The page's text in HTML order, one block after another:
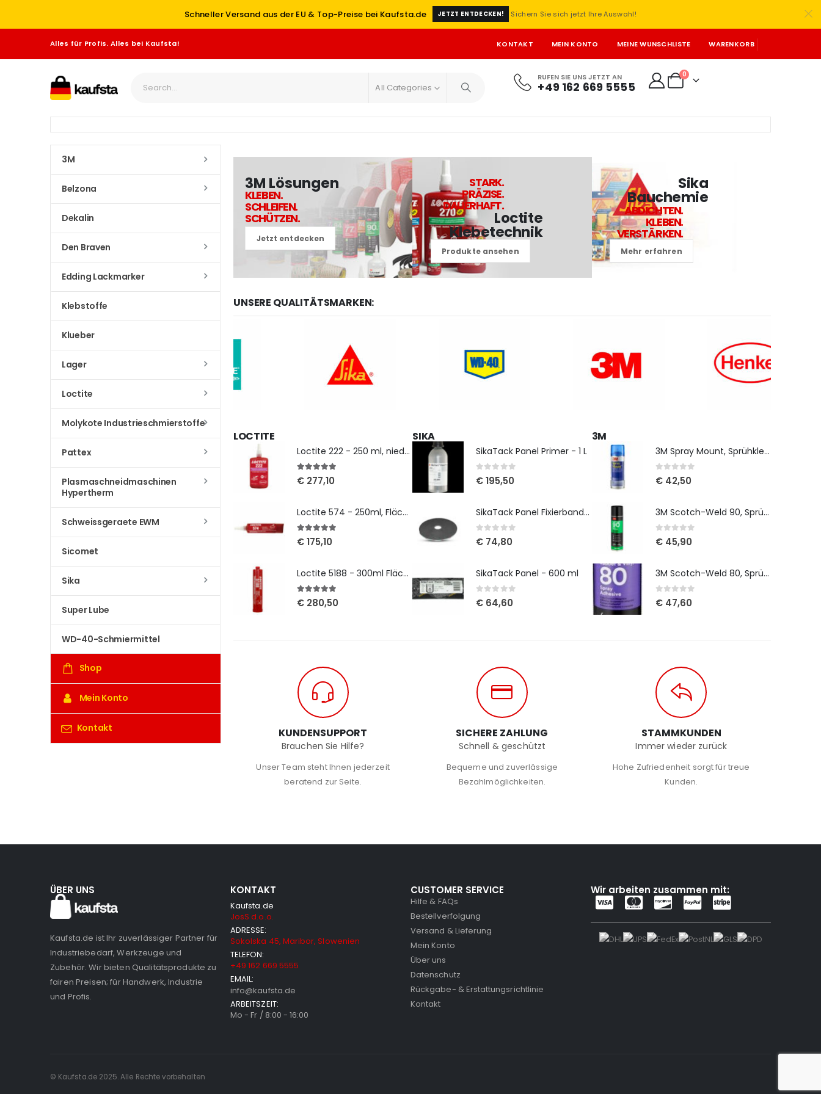
Schneller Versand aus der EU & Top-Preise bei Kaufsta.de JETZT ENTDECKEN! Sichern Sie sich jetzt Ihre Auswahl!
Alles für Profis. Alles bei Kaufsta! KONTAKT MEIN KONTO MEINE WUNSCHLISTE WARENKORB
All Categories
RUFEN SIE UNS JETZT AN
+49 162 669 5555
0
3M Lösungen
KLEBEN.
SCHLEIFEN.
SCHÜTZEN.
Jetzt entdecken
STARK.
PRÄZISE.
DAUERHAFT.
Loctite
Klebetechnik
Produkte ansehen
Sika
Bauchemie
ABDICHTEN.
KLEBEN.
VERSTÄRKEN.
Mehr erfahren
UNSERE QUALITÄTSMARKEN:
LOCTITE
Loctite 222 - 250 ml, niedrigfest
5out of 5
€ 277,10
Loctite 574 - 250ml, Flächendichtung
5out of 5
€175,10
Loctite 5188 - 300ml Flächendichtung
5out of 5
€ 280,50
SIKA
SikaTack Panel Primer - 1 L
0out of 5
€195,50
SikaTack Panel Fixierband - 3 x 12 mm, 33 m
0out of 5
€ 74,80
SikaTack Panel - 600 ml
0out of 5
€ 64,60
3M
3M Spray Mount, Sprühkleber, 400 ml
0out of 5
€42,50
3M Scotch-Weld 90, Sprühkleber, 500 ml
0out of 5
€45,90
3M Scotch-Weld 80, Sprühkleber, 500 ml
0out of 5
€47,60
KUNDENSUPPORT
Brauchen Sie Hilfe?
Unser Team steht Ihnen jederzeit
beratend zur Seite.
SICHERE ZAHLUNG
Schnell & geschützt
Bequeme und zuverlässige
Bezahlmöglichkeiten.
STAMMKUNDEN
Immer wieder zurück
Hohe Zufriedenheit sorgt für treue
Kunden.
3M
Belzona
Dekalin
Den Braven
Edding Lackmarker
Klebstoffe
Klueber
Lager
Loctite
Molykote Industrieschmierstoffe
Pattex
Plasmaschneidmaschinen
Hypertherm
Schweissgeraete EWM
Sicomet
Sika
Super Lube
WD-40-Schmiermittel
Shop
Mein Konto
Kontakt
ÜBER UNS
Kaufsta.de ist Ihr zuverlässiger Partner für
Industriebedarf, Werkzeuge und
Zubehör. Wir bieten Qualitätsprodukte zu
fairen Preisen; für Handwerk, Industrie
und Profis.
KONTAKT
Kaufsta.de
JosS d.o.o.
ADRESSE:
Sokolska 45, Maribor, Slowenien
TELEFON:
+49 162 669 5555
EMAIL:
info@kaufsta.de
ARBEITSZEIT:
Mo - Fr / 8:00 - 16:00
CUSTOMER SERVICE
Hilfe & FAQs
Bestellverfolgung
Versand & Lieferung
Mein Konto
Über uns
Datenschutz
Rückgabe- & Erstattungsrichtlinie
Kontakt
Wir arbeiten zusammen mit:
© Kaufsta.de 2025. Alle Rechte vorbehalten